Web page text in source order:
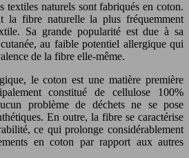
textiles naturels sont fabriqués en coton.
la fibre naturelle la plus fréquemment
Sa grande popularité est due à sa
au faible potentiel allergique qui
de la fibre elle-même.
le coton est une matière première
constitué de cellulose 100%
problème de déchets ne se pose
En outre, la fibre se caractérise
ce qui prolonge considérablement
en coton par rapport aux autres